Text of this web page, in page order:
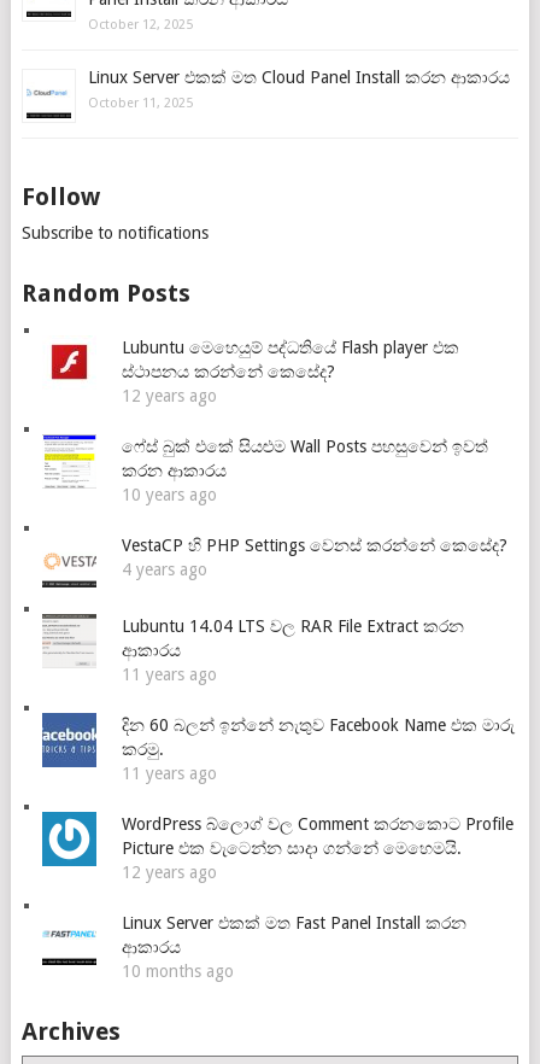
October 12, 2025
Linux Server එකක් මත Cloud Panel Install කරන ආකාරය
October 11, 2025
Follow
Subscribe to notifications
Random Posts
Lubuntu මෙහෙයුම් පද්ධතියේ Flash player එක
ස්ථාපනය කරන්නේ කෙසේද?
12 years ago
ෆේස් බුක් එකේ සියළුම Wall Posts පහසුවෙන් ඉවත්
කරන ආකාරය
10 years ago
VestaCP හි PHP Settings වෙනස් කරන්නේ කෙසේද?
4 years ago
Lubuntu 14.04 LTS වල RAR File Extract කරන
ආකාරය
11 years ago
දින 60 බලන් ඉන්නේ නැතුව Facebook Name එක මාරු
කරමු.
11 years ago
WordPress බ්ලොග් වල Comment කරනකොට Profile
Picture එක වැටෙන්න සාදා ගන්නේ මෙහෙමයි.
12 years ago
Linux Server එකක් මත Fast Panel Install කරන
ආකාරය
10 months ago
Archives